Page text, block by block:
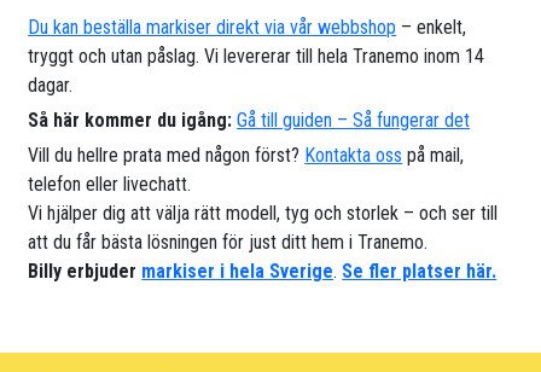
Du kan beställa markiser direkt via vår webbshop – enkelt,
tryggt och utan påslag. Vi levererar till hela Tranemo inom 14
dagar.
Så här kommer du igång: Gå till guiden – Så fungerar det
Vill du hellre prata med någon först? Kontakta oss på mail,
telefon eller livechatt.
Vi hjälper dig att välja rätt modell, tyg och storlek – och ser till
att du får bästa lösningen för just ditt hem i Tranemo.
Billy erbjuder markiser i hela Sverige. Se fler platser här.